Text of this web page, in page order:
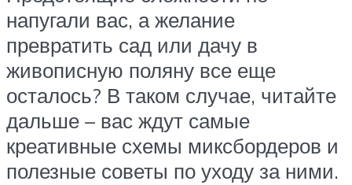
напугали вас, а желание
превратить сад или дачу в
живописную поляну все еще
осталось? В таком случае, читайте
дальше – вас ждут самые
креативные схемы миксбордеров и
полезные советы по уходу за ними.